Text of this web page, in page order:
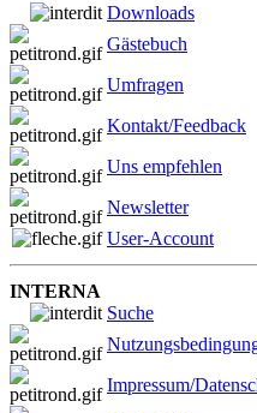
Downloads
Gästebuch
Umfragen
Kontakt/Feedback
Uns empfehlen
Newsletter
User-Account
INTERNA
Suche
Impressum/